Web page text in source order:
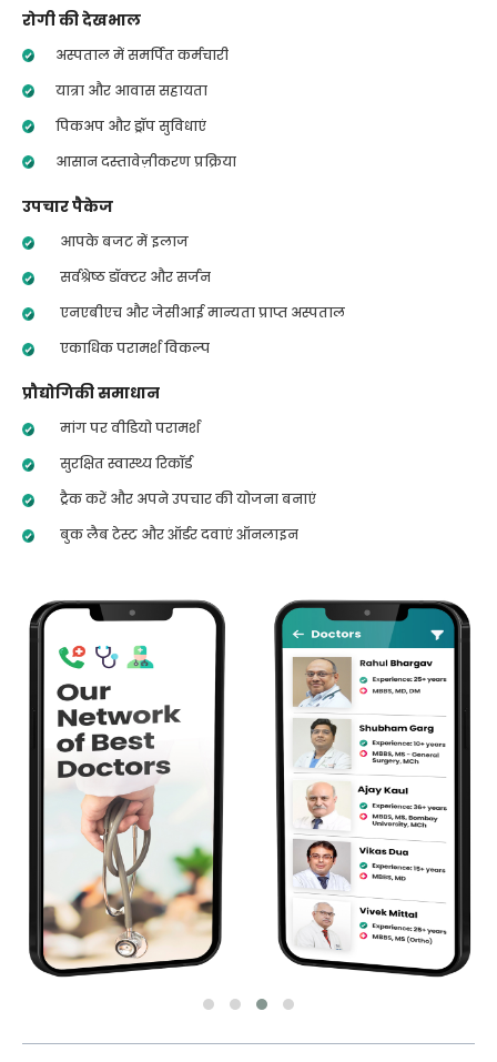
रोगी की देखभाल
अस्पताल में समर्पित कर्मचारी
यात्रा और आवास सहायता
पिकअप और ड्रॉप सुविधाएं
आसान दस्तावेज़ीकरण प्रक्रिया
उपचार पैकेज
आपके बजट में इलाज
सर्वश्रेष्ठ डॉक्टर और सर्जन
एनएबीएच और जेसीआई मान्यता प्राप्त अस्पताल
एकाधिक परामर्श विकल्प
प्रौद्योगिकी समाधान
मांग पर वीडियो परामर्श
सुरक्षित स्वास्थ्य रिकॉर्ड
ट्रैक करें और अपने उपचार की योजना बनाएं
बुक लैब टेस्ट और ऑर्डर दवाएं ऑनलाइन